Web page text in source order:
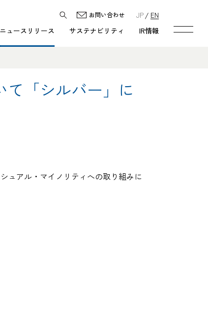
ニュースリリース サステナビリティ IR情報
お問い合わせ JP EN
て「シルバー」に
ュアル・マイノリティへの取り組みに